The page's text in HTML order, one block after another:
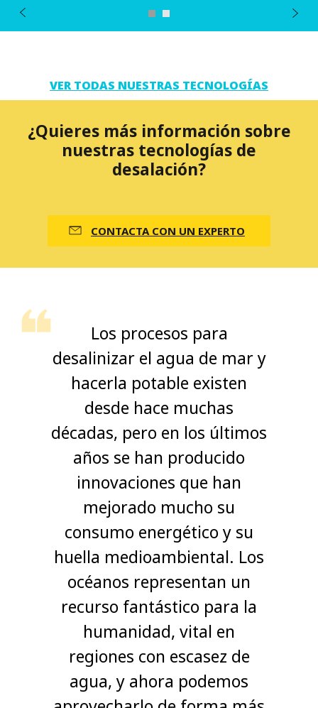
VER TODAS NUESTRAS TECNOLOGÍAS
¿Quieres más información sobre
nuestras tecnologías de
desalación?
CONTACTA CON UN EXPERTO
Los procesos para
desalinizar el agua de mar y
hacerla potable existen
desde hace muchas
décadas, pero en los últimos
años se han producido
innovaciones que han
mejorado mucho su
consumo energético y su
huella medioambiental. Los
océanos representan un
recurso fantástico para la
humanidad, vital en
regiones con escasez de
agua, y ahora podemos